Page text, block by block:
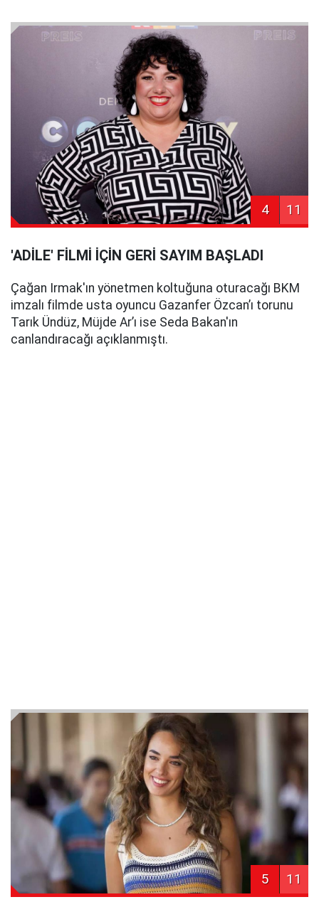
4 11
'ADİLE' FİLMİ İÇİN GERİ SAYIM BAŞLADI
Çağan Irmak'ın yönetmen koltuğuna oturacağı BKM
imzalı filmde usta oyuncu Gazanfer Özcan’ı torunu
Tarık Ündüz, Müjde Ar’ı ise Seda Bakan'ın
canlandıracağı açıklanmıştı.
5 11